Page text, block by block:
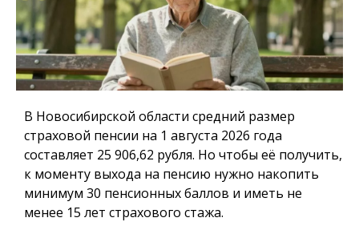
В Новосибирской области средний размер
страховой пенсии на 1 августа 2026 года
составляет 25 906,62 рубля. Но чтобы её получить,
к моменту выхода на пенсию нужно накопить
минимум 30 пенсионных баллов и иметь не
менее 15 лет страхового стажа.